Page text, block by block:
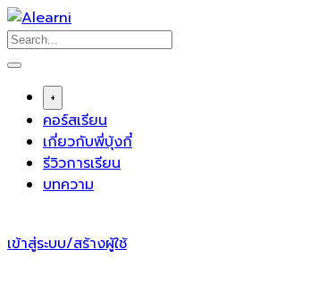
Skip
to
content
+
คอร์สเรียน
เกี่ยวกับพี่บุ้งกี๋
รีวิวการเรียน
บทความ
เข้าสู่ระบบ/สร้างผู้ใช้